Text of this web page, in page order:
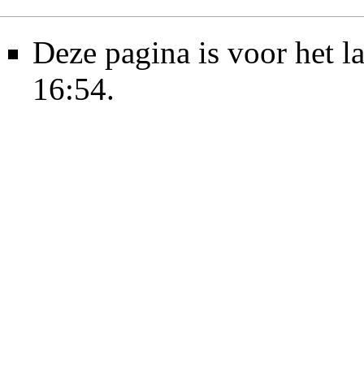
Deze pagina is voor het
16:54.